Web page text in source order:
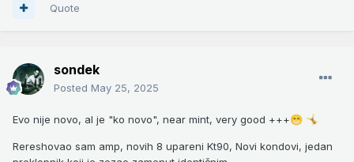
Quote
sondek
Posted May 25, 2025
Evo nije novo, al je "ko novo", near mint, very good +++😁 🤸
Rereshovao sam amp, novih 8 upareni Kt90, Novi kondovi, jedan